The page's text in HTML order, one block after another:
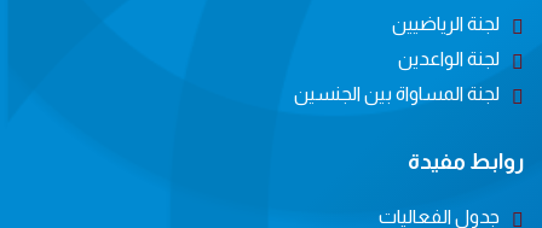
لجنة الرياضيين
لجنة الواعدين
لجنة المساواة بين الجنسين
روابط مفيدة
جدول الفعاليات